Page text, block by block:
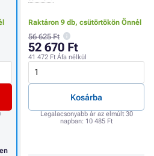
Raktáron 9 db, csütörtökön Önnél
56 625 Ft
52 670 Ft
41 472 Ft Áfa nélkül
Kosárba
Legalacsonyabb ár az elmúlt 30
napban: 10 485 Ft